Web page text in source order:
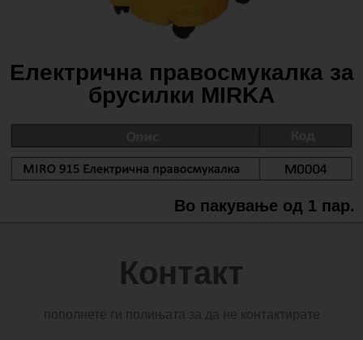
Електрична правосмукалка за
брусилки MIRKA
Во пакување од 1 пар.
Контакт
пополнете ги полињата за да не контактирате